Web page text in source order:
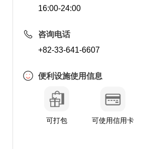
16:00-24:00
咨询电话
+82-33-641-6607
便利设施使用信息
可打包 可使用信用卡